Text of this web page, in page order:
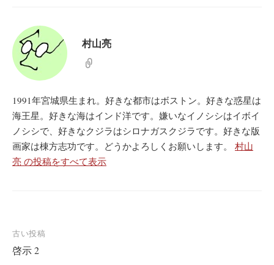
村山亮
1991年宮城県生まれ。好きな都市はボストン。好きな惑星は
海王星。好きな海はインド洋です。嫌いなイノシシはイボイ
ノシシで、好きなクジラはシロナガスクジラです。好きな版
画家は棟方志功です。どうかよろしくお願いします。 村山
亮 の投稿をすべて表示
投
稿
古い投稿
啓示 2